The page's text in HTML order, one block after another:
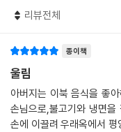
니다. 한 번 죄를 지은 사람
의 편견이 크게 좌우한다는
다.’라는 부정적 편견이 알
는 것입니다.
--- 본문 중에서
리뷰전체
종이책
울림
아버지는 이북 음식을 좋
손님으로,불고기와 냉면
손에 이끌려 우래옥에서